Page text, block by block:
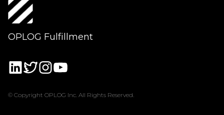
OPLOG Fulfillment
© Copyright OPLOG Inc. All Rights Reserved.